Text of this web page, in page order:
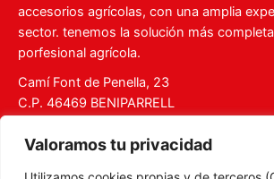
Valoramos tu privacidad
accesorios agrícolas, con una amplia
sector. tenemos la solución más
porfesional agrícola.
Camí Font de Penella, 23
C.P. 46469 BENIPARRELL
ventas@recambiosterramar.com